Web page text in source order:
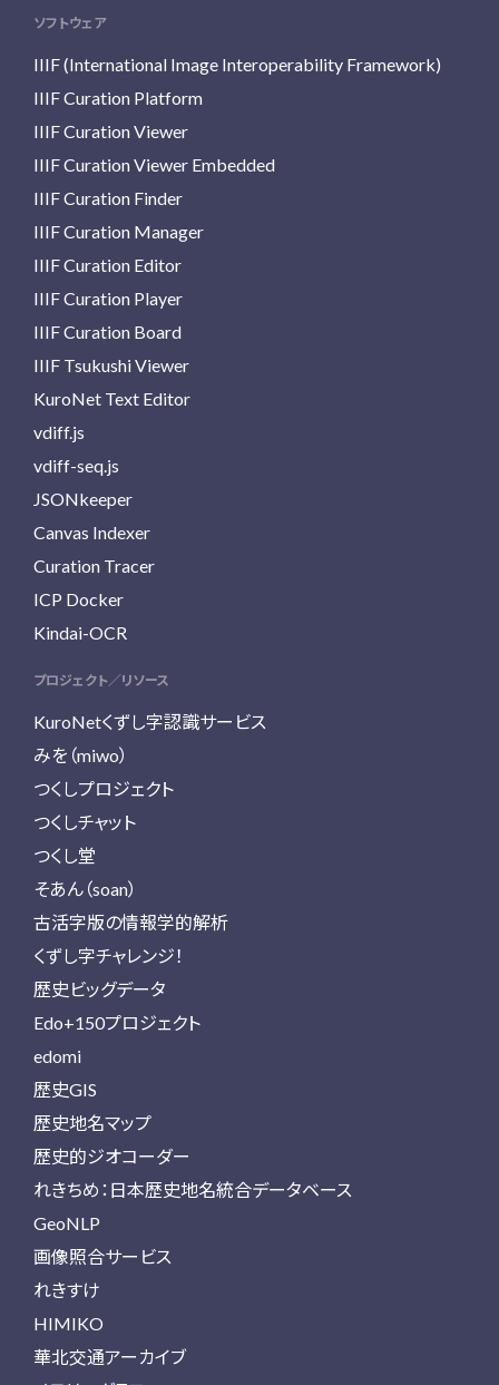
ソフトウェア
IIIF (International Image Interoperability Framework)
IIIF Curation Platform
IIIF Curation Viewer
IIIF Curation Viewer Embedded
IIIF Curation Finder
IIIF Curation Manager
IIIF Curation Editor
IIIF Curation Player
IIIF Curation Board
IIIF Tsukushi Viewer
KuroNet Text Editor
vdiff.js
vdiff-seq.js
JSONkeeper
Canvas Indexer
Curation Tracer
ICP Docker
Kindai-OCR
プロジェクト／リソース
KuroNetくずし字認識サービス
みを（miwo）
つくしプロジェクト
つくしチャット
つくし堂
そあん（soan）
古活字版の情報学的解析
くずし字チャレンジ！
歴史ビッグデータ
Edo+150プロジェクト
edomi
歴史GIS
歴史地名マップ
歴史的ジオコーダー
れきちめ：日本歴史地名統合データベース
GeoNLP
画像照合サービス
れきすけ
HIMIKO
華北交通アーカイブ